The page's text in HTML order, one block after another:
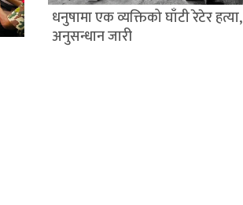
धनुषामा एक व्यक्तिको घाँटी रेटेर हत्या,
अनुसन्धान जारी